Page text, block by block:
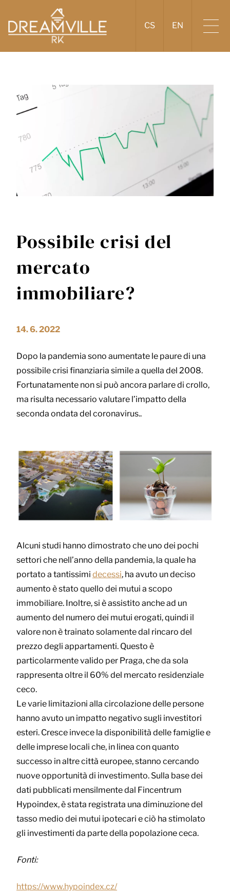
CS EN
Possibile crisi del
mercato
immobiliare?
14. 6. 2022
Dopo la pandemia sono aumentate le paure di una
possibile crisi finanziaria simile a quella del 2008.
Fortunatamente non si può ancora parlare di crollo,
ma risulta necessario valutare l’impatto della
seconda ondata del coronavirus..
Alcuni studi hanno dimostrato che uno dei pochi
settori che nell’anno della pandemia, la quale ha
portato a tantissimi decessi, ha avuto un deciso
aumento è stato quello dei mutui a scopo
immobiliare. Inoltre, si è assistito anche ad un
aumento del numero dei mutui erogati, quindi il
valore non è trainato solamente dal rincaro del
prezzo degli appartamenti. Questo è
particolarmente valido per Praga, che da sola
rappresenta oltre il 60% del mercato residenziale
ceco.
Le varie limitazioni alla circolazione delle persone
hanno avuto un impatto negativo sugli investitori
esteri. Cresce invece la disponibilità delle famiglie e
delle imprese locali che, in linea con quanto
successo in altre città europee, stanno cercando
nuove opportunità di investimento. Sulla base dei
dati pubblicati mensilmente dal Fincentrum
Hypoindex, è stata registrata una diminuzione del
tasso medio dei mutui ipotecari e ciò ha stimolato
gli investimenti da parte della popolazione ceca.
Fonti:
https://www.hypoindex.cz/